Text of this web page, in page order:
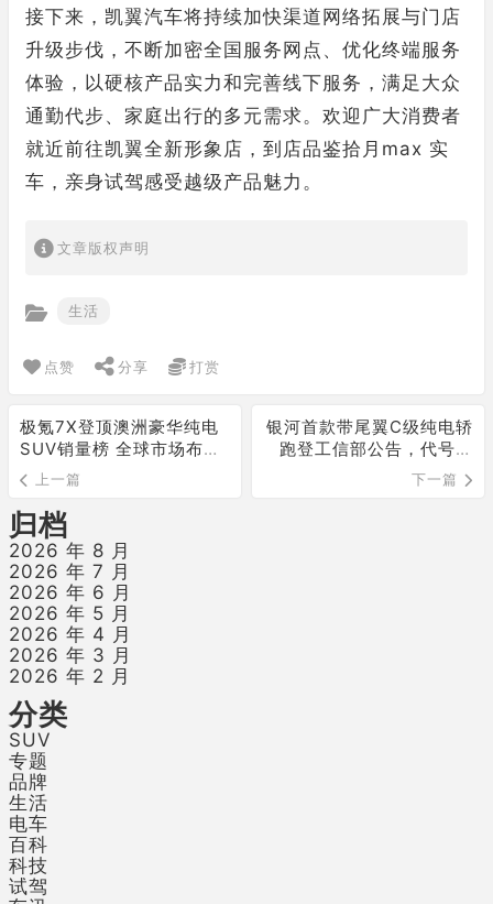
接下来，凯翼汽车将持续加快渠道网络拓展与门店
升级步伐，不断加密全国服务网点、优化终端服务
体验，以硬核产品实力和完善线下服务，满足大众
通勤代步、家庭出行的多元需求。欢迎广大消费者
就近前往凯翼全新形象店，到店品鉴拾月max 实
车，亲身试驾感受越级产品魅力。
文章版权声明
生活
点赞 分享 打赏
极氪7X登顶澳洲豪华纯电
SUV销量榜 全球市场布局
持续落地
上一篇
银河首款带尾翼C级纯电轿
跑登工信部公告，代号银
河“TT”，配置标准直指20
万级
下一篇
归档
2026 年 8 月
2026 年 7 月
2026 年 6 月
2026 年 5 月
2026 年 4 月
2026 年 3 月
2026 年 2 月
分类
SUV
专题
品牌
生活
电车
百科
科技
试驾